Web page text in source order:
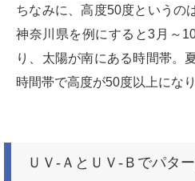
ちなみに、高度50度というの
神奈川県を例にすると3月～
り、太陽が南にある時間帯。
時間帯で高度が50度以上になり
ＵＶ-ＡとＵＶ-Ｂでパタ